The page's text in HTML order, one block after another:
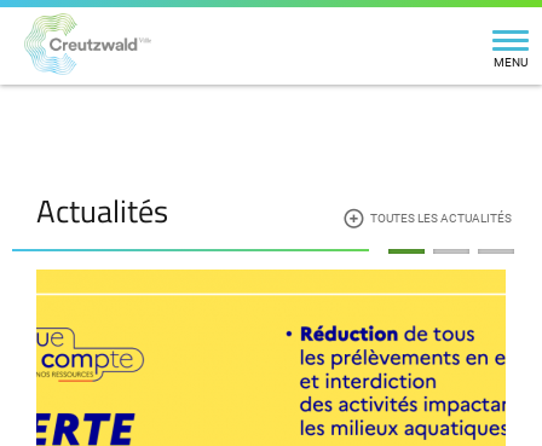
MENU
TOUTES LES ACTUALITÉS
Actualités